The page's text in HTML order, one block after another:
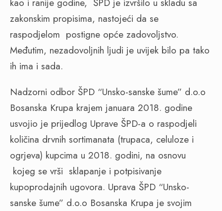
zakonskim propisima, nastojeći da se
raspodjelom postigne opće zadovoljstvo.
Međutim, nezadovoljnih ljudi je uvijek bilo pa tako
ih ima i sada.
Nadzorni odbor ŠPD “Unsko-sanske šume” d.o.o
Bosanska Krupa krajem januara 2018. godine
usvojio je prijedlog Uprave ŠPD-a o raspodjeli
količina drvnih sortimanata (trupaca, celuloze i
ogrjeva) kupcima u 2018. godini, na osnovu
kojeg se vrši sklapanje i potpisivanje
kupoprodajnih ugovora. Uprava ŠPD “Unsko-
sanske šume” d.o.o Bosanska Krupa je svojim